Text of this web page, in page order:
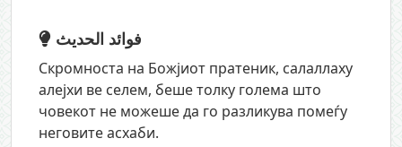
فوائد الحديث
Скромноста на Божјиот пратеник, салаллаху
алејхи ве селем, беше толку голема што
човекот не можеше да го разликува помеѓу
неговите асхаби.